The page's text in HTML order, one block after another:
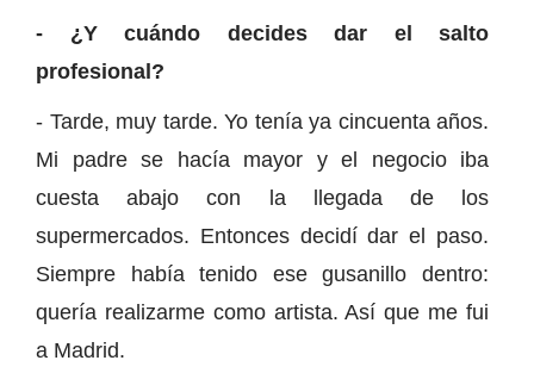
- ¿Y cuándo decides dar el salto
profesional?
- Tarde, muy tarde. Yo tenía ya cincuenta años.
Mi padre se hacía mayor y el negocio iba
cuesta abajo con la llegada de los
supermercados. Entonces decidí dar el paso.
Siempre había tenido ese gusanillo dentro:
quería realizarme como artista. Así que me fui
a Madrid.